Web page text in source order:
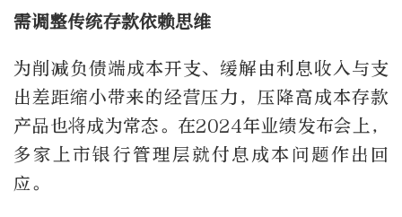
需调整传统存款依赖思维
为削减负债端成本开支、缓解由利息收入与支
出差距缩小带来的经营压力，压降高成本存款
产品也将成为常态。在2024年业绩发布会上，
多家上市银行管理层就付息成本问题作出回
应。